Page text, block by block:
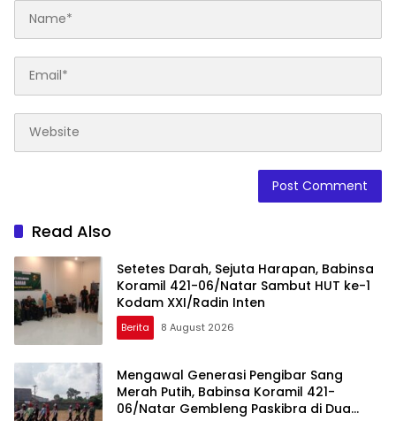
Read Also
Setetes Darah, Sejuta Harapan, Babinsa
Koramil 421-06/Natar Sambut HUT ke-1
Kodam XXI/Radin Inten
Berita 8 August 2026
Mengawal Generasi Pengibar Sang
Merah Putih, Babinsa Koramil 421-
06/Natar Gembleng Paskibra di Dua